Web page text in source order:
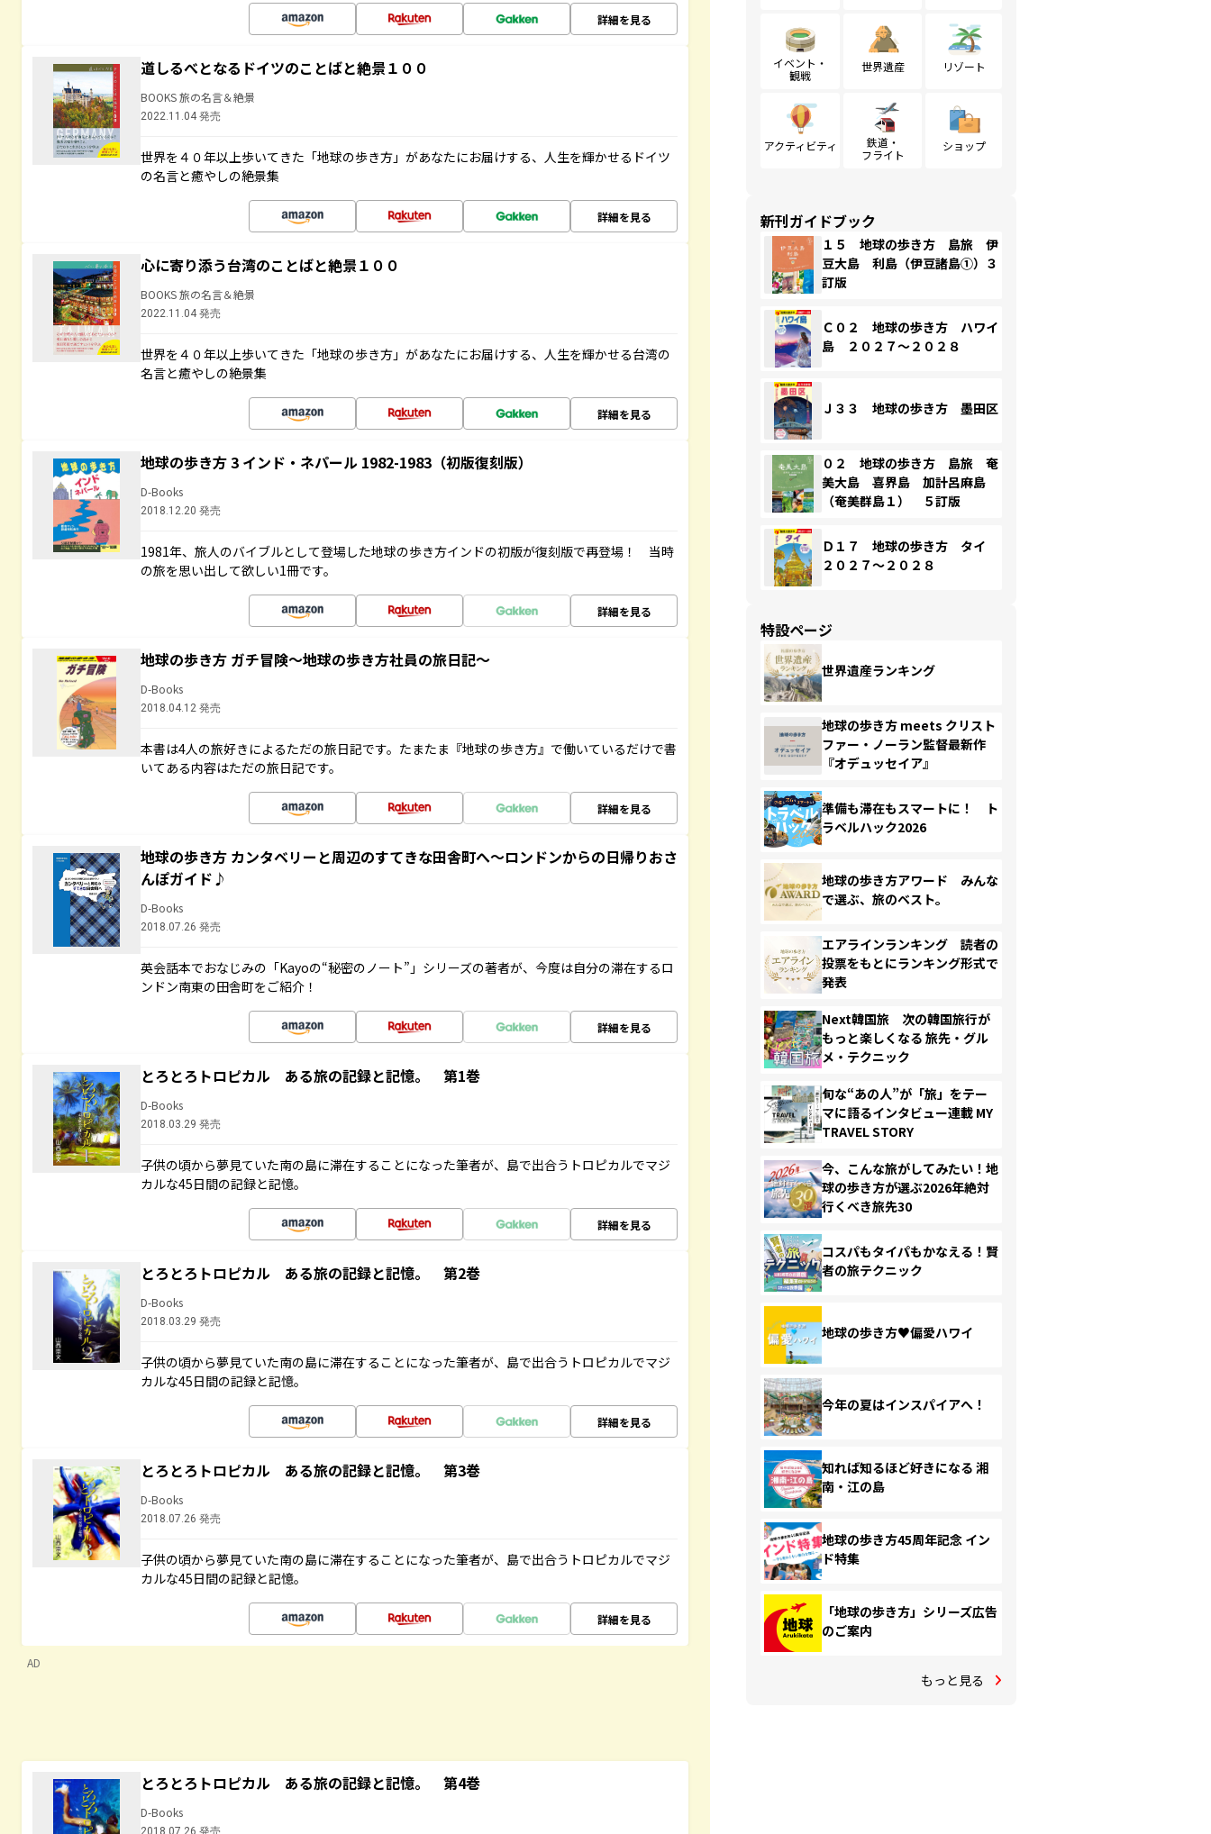
詳細を見る
道しるべとなるドイツのことばと絶景１００
BOOKS 旅の名言＆絶景
2022.11.04 発売
世界を４０年以上歩いてきた「地球の歩き方」があなたにお届けする、人生を輝かせるドイツ
の名言と癒やしの絶景集
詳細を見る
心に寄り添う台湾のことばと絶景１００
BOOKS 旅の名言＆絶景
2022.11.04 発売
世界を４０年以上歩いてきた「地球の歩き方」があなたにお届けする、人生を輝かせる台湾の
名言と癒やしの絶景集
詳細を見る
地球の歩き方 3 インド・ネパール 1982-1983（初版復刻版）
D-Books
2018.12.20 発売
1981年、旅人のバイブルとして登場した地球の歩き方インドの初版が復刻版で再登場！ 当時
の旅を思い出して欲しい1冊です。
詳細を見る
地球の歩き方 ガチ冒険～地球の歩き方社員の旅日記～
D-Books
2018.04.12 発売
本書は4人の旅好きによるただの旅日記です。たまたま『地球の歩き方』で働いているだけで書
いてある内容はただの旅日記です。
詳細を見る
地球の歩き方 カンタベリーと周辺のすてきな田舎町へ～ロンドンからの日帰りおさ
んぽガイド♪
D-Books
2018.07.26 発売
英会話本でおなじみの「Kayoの“秘密のノート”」シリーズの著者が、今度は自分の滞在するロ
ンドン南東の田舎町をご紹介！
詳細を見る
とろとろトロピカル ある旅の記録と記憶。 第1巻
D-Books
2018.03.29 発売
子供の頃から夢見ていた南の島に滞在することになった筆者が、島で出合うトロピカルでマジ
カルな45日間の記録と記憶。
詳細を見る
とろとろトロピカル ある旅の記録と記憶。 第2巻
D-Books
2018.03.29 発売
子供の頃から夢見ていた南の島に滞在することになった筆者が、島で出合うトロピカルでマジ
カルな45日間の記録と記憶。
詳細を見る
とろとろトロピカル ある旅の記録と記憶。 第3巻
D-Books
2018.07.26 発売
子供の頃から夢見ていた南の島に滞在することになった筆者が、島で出合うトロピカルでマジ
カルな45日間の記録と記憶。
詳細を見る
AD
とろとろトロピカル ある旅の記録と記憶。 第4巻
D-Books
2018.07.26 発売
イベント・
観戦
世界遺産 リゾート
アクティビティ
鉄道・
フライト
ショップ
新刊ガイドブック
１５ 地球の歩き方 島旅 伊
豆大島 利島（伊豆諸島①）３
訂版
Ｃ０２ 地球の歩き方 ハワイ
島 ２０２７～２０２８
Ｊ３３ 地球の歩き方 墨田区
０２ 地球の歩き方 島旅 奄
美大島 喜界島 加計呂麻島
（奄美群島１） ５訂版
Ｄ１７ 地球の歩き方 タイ
２０２７～２０２８
特設ページ
世界遺産ランキング
地球の歩き方 meets クリスト
ファー・ノーラン監督最新作
『オデュッセイア』
準備も滞在もスマートに！ ト
ラベルハック2026
地球の歩き方アワード みんな
で選ぶ、旅のベスト。
エアラインランキング 読者の
投票をもとにランキング形式で
発表
Next韓国旅 次の韓国旅行が
もっと楽しくなる 旅先・グル
メ・テクニック
旬な“あの人”が「旅」をテー
マに語るインタビュー連載 MY
TRAVEL STORY
今、こんな旅がしてみたい！地
球の歩き方が選ぶ2026年絶対
行くべき旅先30
コスパもタイパもかなえる！賢
者の旅テクニック
地球の歩き方♥偏愛ハワイ
今年の夏はインスパイアへ！
知れば知るほど好きになる 湘
南・江の島
地球の歩き方45周年記念 イン
ド特集
「地球の歩き方」シリーズ広告
のご案内
もっと見る